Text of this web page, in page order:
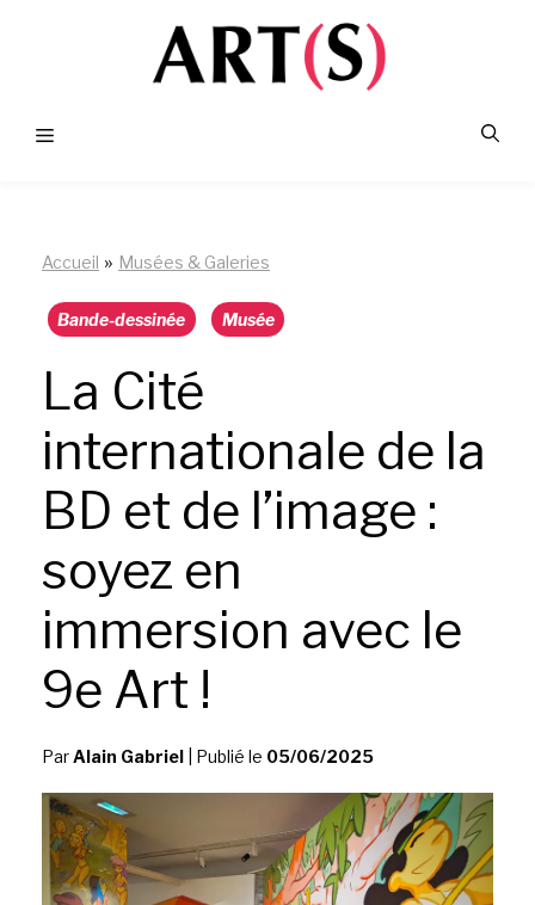
Accueil » Musées & Galeries
Bande-dessinée Musée
La Cité
internationale de la
BD et de l’image :
soyez en
immersion avec le
9e Art !
ParAlain Gabriel Publié le 05/06/2025